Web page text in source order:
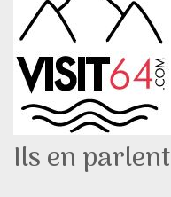
Ils en parlent